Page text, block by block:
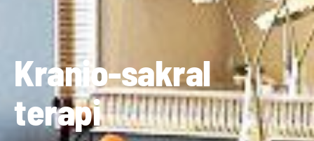
Kranio-sakral
terapi